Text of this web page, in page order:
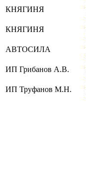
КНЯГИНЯ
КНЯГИНЯ
АВТОСИЛА
ИП Грибанов А.В.
ИП Труфанов М.Н.